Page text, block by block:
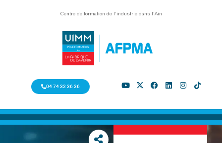
Centre de formation de l’industrie dans l’Ain
04 74 32 36 36